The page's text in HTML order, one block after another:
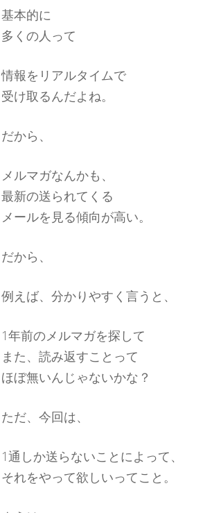
基本的に
多くの人って
情報をリアルタイムで
受け取るんだよね。
だから、
メルマガなんかも、
最新の送られてくる
メールを見る傾向が高い。
だから、
例えば、分かりやすく言うと、
1年前のメルマガを探して
また、読み返すことって
ほぼ無いんじゃないかな？
ただ、今回は、
1通しか送らないことによって、
それをやって欲しいってこと。